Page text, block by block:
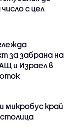
с цел
за забрана на
и Израел в
микробус край